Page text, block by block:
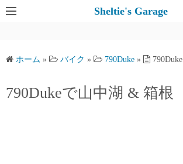
コ
ス
Sheltie's Garage
ホーム » バイク » 790Duke »
790Dukeで山中湖 & 箱根